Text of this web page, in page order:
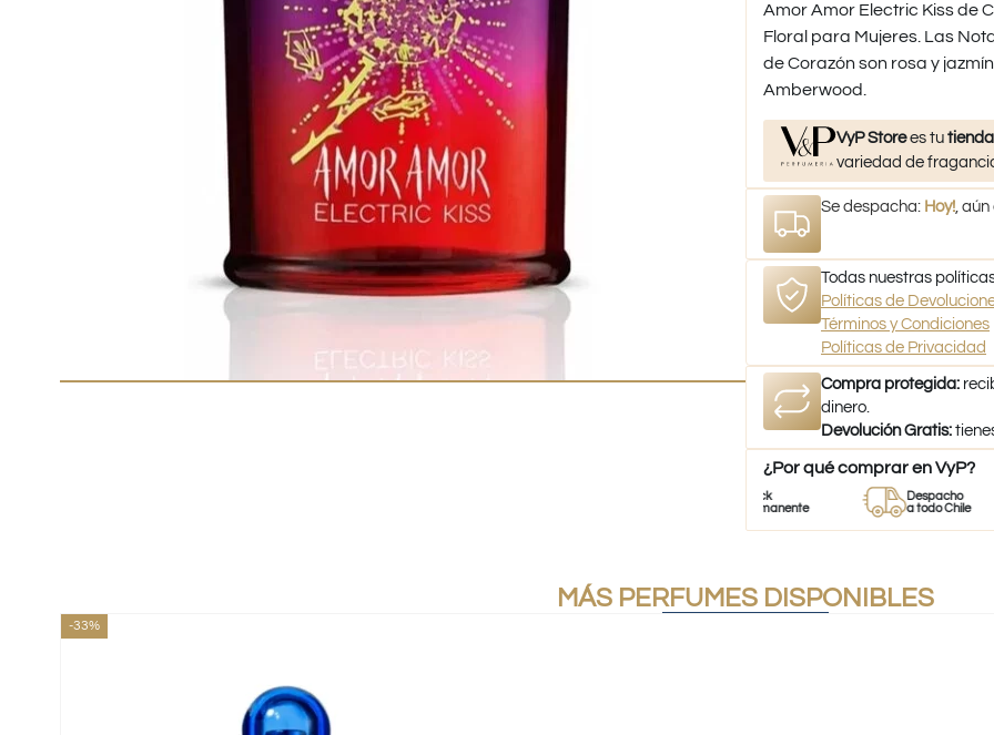
Amor Amor Electric Kiss de
Floral para Mujeres. Las
de Corazón son rosa y
Amberwood.
VyP Storees tu
variedad de
Se despacha: Hoy! ,
Todas nuestras
Políticas de
Términos y Condiciones
Políticas de Privacidad
Compra protegida:
dinero.
Devolución Gratis:
¿Por qué comprar en VyP?
Despacho
a todo Chile
MÁS PERFUMES DISPONIBLES
-33%